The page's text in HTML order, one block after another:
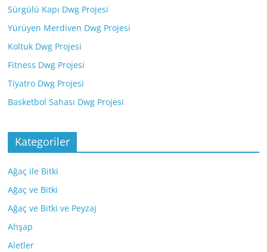
Sürgülü Kapı Dwg Projesi
Yürüyen Merdiven Dwg Projesi
Koltuk Dwg Projesi
Fitness Dwg Projesi
Tiyatro Dwg Projesi
Basketbol Sahası Dwg Projesi
Kategoriler
Ağaç ile Bitki
Ağaç ve Bitki
Ağaç ve Bitki ve Peyzaj
Ahşap
Aletler